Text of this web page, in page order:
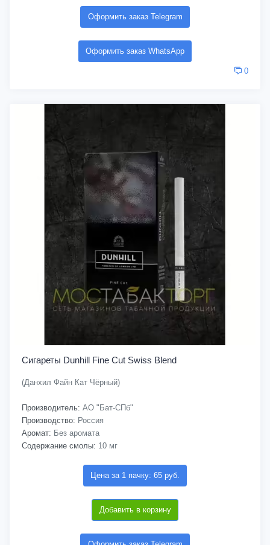
Оформить заказ Telegram
Оформить заказ WhatsApp
0
Сигареты Dunhill Fine Cut Swiss Blend
(Данхил Файн Кат Чёрный)
Производитель: АО "Бат-СПб"
Производство: Россия
Аромат: Без аромата
Содержание смолы: 10 мг
Цена за 1 пачку: 65 руб.
Добавить в корзину